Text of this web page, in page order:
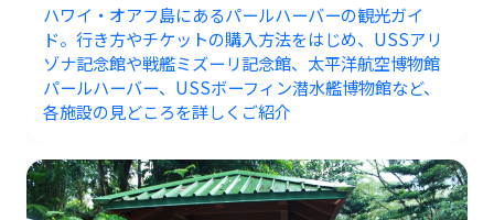
ハワイ・オアフ島にあるパールハーバーの観光ガイ
ド。行き方やチケットの購入方法をはじめ、USSアリ
ゾナ記念館や戦艦ミズーリ記念館、太平洋航空博物館
パールハーバー、USSボーフィン潜水艦博物館など、
各施設の見どころを詳しくご紹介